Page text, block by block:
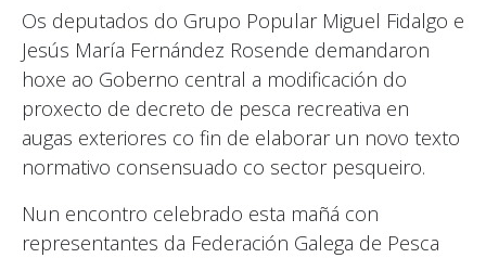
Os deputados do Grupo Popular Miguel Fidalgo e
Jesús María Fernández Rosende demandaron
hoxe ao Goberno central a modificación do
proxecto de decreto de pesca recreativa en
augas exteriores co fin de elaborar un novo texto
normativo consensuado co sector pesqueiro.
Nun encontro celebrado esta mañá con
representantes da Federación Galega de Pesca